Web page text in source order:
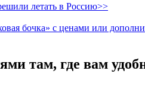
летать в Россию>>
бочка» с ценами или
там, где вам